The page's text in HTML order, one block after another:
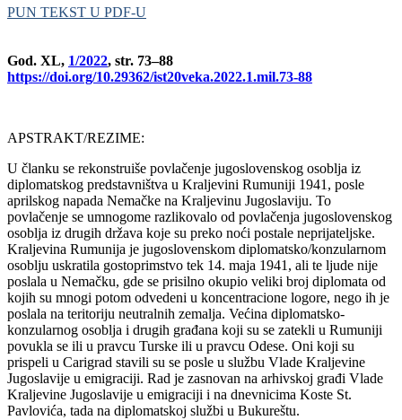
PUN TEKST U PDF-U
God. XL, 1/2022, str. 73–88
https://doi.org/10.29362/ist20veka.2022.1.mil.73-88
APSTRAKT/REZIME:
U članku se rekonstruiše povlačenje jugoslovenskog osoblja iz
diplomatskog predstavništva u Kraljevini Rumuniji 1941, posle
aprilskog napada Nemačke na Kraljevinu Jugoslaviju. To
povlačenje se umnogome razlikovalo od povlačenja jugoslovenskog
osoblja iz drugih država koje su preko noći postale neprijateljske.
Kraljevina Rumunija je jugoslovenskom diplomatsko/konzularnom
osoblju uskratila gostoprimstvo tek 14. maja 1941, ali te ljude nije
poslala u Nemačku, gde se prisilno okupio veliki broj diplomata od
kojih su mnogi potom odvedeni u koncentracione logore, nego ih je
poslala na teritoriju neutralnih zemalja. Većina diplomatsko-
konzularnog osoblja i drugih građana koji su se zatekli u Rumuniji
povukla se ili u pravcu Turske ili u pravcu Odese. Oni koji su
prispeli u Carigrad stavili su se posle u službu Vlade Kraljevine
Jugoslavije u emigraciji. Rad je zasnovan na arhivskoj građi Vlade
Kraljevine Jugoslavije u emigraciji i na dnevnicima Koste St.
Pavlovića, tada na diplomatskoj službi u Bukureštu.